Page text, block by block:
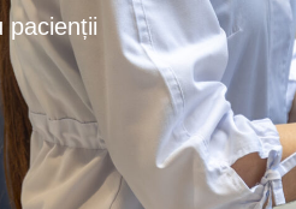
pacienții